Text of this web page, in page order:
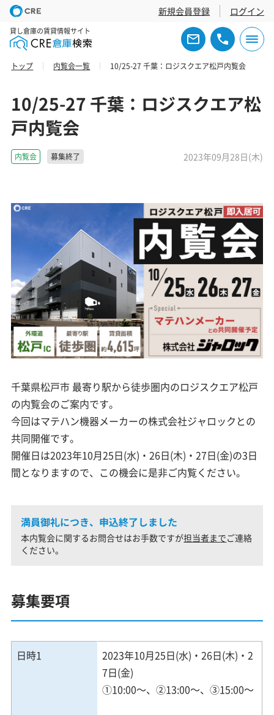
新規会員登録 ログイン
貸し倉庫の賃貸情報サイト
トップ 内覧会一覧 10/25-27 千葉：ロジスクエア松戸内覧会
10/25-27 千葉：ロジスクエア松
戸内覧会
内覧会 募集終了 2023年09月28日(木)
千葉県松戸市 最寄り駅から徒歩圏内のロジスクエア松戸
の内覧会のご案内です。
今回はマテハン機器メーカーの株式会社ジャロックとの
共同開催です。
開催日は2023年10月25日(水)・26日(木)・27日(金)の3日
間となりますので、この機会に是非ご内覧ください。
満員御礼につき、申込終了しました
本内覧会に関するお問合せはお手数ですが担当者までご連絡
ください。
募集要項
日時1
2023年10月25日(水)・26日(木)・2
7日(金)
①10:00～、②13:00～、③15:00～